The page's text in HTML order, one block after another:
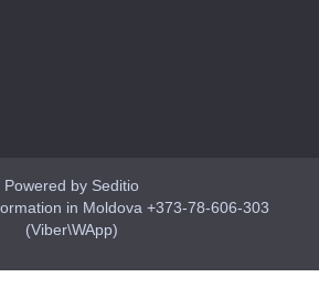
Powered by Seditio
in Moldova +373-78-606-303
(Viber\WApp)